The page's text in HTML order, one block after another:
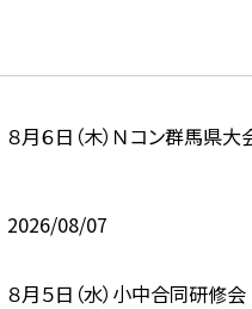
８月６日（木）Ｎコン群馬県大
2026/08/07
８月５日（水）小中合同研修会